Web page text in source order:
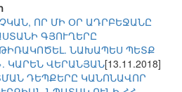
ՈՐ ՄԻ ՕՐ ԱԴՐԲԵՋԱՆԸ
ԳՅՈՒՂԵՐԸ
ՆԱԽԱՊԵՍ ՊԵՏՔ
ԿԱՐԵՆ ՎԵՐԱՆՅԱՆ[13.11.2018]
ԴԵՊՔԵՐԸ ԿԱՆՈՆԱՎՈՐ